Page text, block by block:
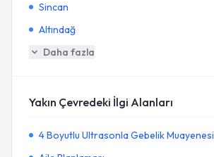
Sincan
Altındağ
Daha fazla
Yakın Çevredeki İlgi Alanları
4 Boyutlu Ultrasonla Gebelik Muayenesi